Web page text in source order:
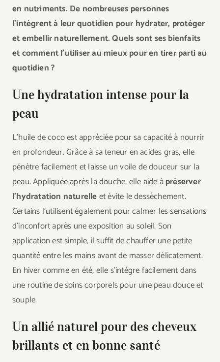
en nutriments. De nombreuses personnes
l’intègrent à leur quotidien pour hydrater, protéger
et embellir naturellement. Quels sont ses bienfaits
et comment l’utiliser au mieux pour en tirer parti au
quotidien ?
Une hydratation intense pour la
peau
L’huile de coco est appréciée pour sa capacité à nourrir
en profondeur. Grâce à sa teneur en acides gras, elle
pénètre facilement et laisse un voile de douceur sur la
peau. Appliquée après la douche, elle aide àpréserver
l’hydratation naturelleet évite le dessèchement.
Certains l’utilisent également pour calmer les sensations
d’inconfort après une exposition au soleil. Son
application est simple, il suffit de chauffer une petite
quantité entre les mains avant de masser délicatement.
En hiver comme en été, elle s’intègre facilement dans
une routine de soins corporels pour une peau douce et
souple.
Un allié naturel pour des cheveux
brillants et en bonne santé